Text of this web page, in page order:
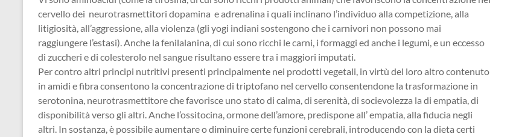
cervello dei neurotrasmettitori dopamina e adrenalina i quali inclinano l’individuo alla competizione, alla
litigiosità, all’aggressione, alla violenza (gli yogi indiani sostengono che i carnivori non possono mai
raggiungere l’estasi). Anche la fenilalanina, di cui sono ricchi le carni, i formaggi ed anche i legumi, e un eccesso
di zuccheri e di colesterolo nel sangue risultano essere tra i maggiori imputati.
Per contro altri principi nutritivi presenti principalmente nei prodotti vegetali, in virtù del loro altro contenuto
in amidi e fibra consentono la concentrazione di triptofano nel cervello consentendone la trasformazione in
serotonina, neurotrasmettitore che favorisce uno stato di calma, di serenità, di socievolezza la di empatia, di
disponibilità verso gli altri. Anche l’ossitocina, ormone dell’amore, predispone all’ empatia, alla fiducia negli
altri. In sostanza, è possibile aumentare o diminuire certe funzioni cerebrali, introducendo con la dieta certi